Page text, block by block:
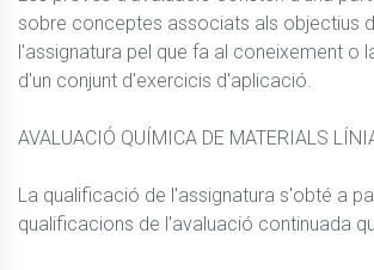
sobre conceptes associats als objectius
l'assignatura pel que fa al coneixement o
d'un conjunt d'exercicis d'aplicació.
AVALUACIÓ QUÍMICA DE MATERIALS
La qualificació de l'assignatura s'obté a
qualificacions de l'avaluació continuada